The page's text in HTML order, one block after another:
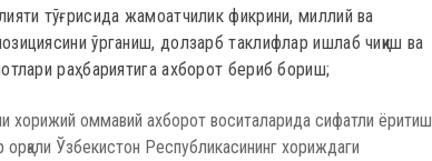
тўғрисида жамоатчилик фикрини, миллий ва
ўрганиш, долзарб таклифлар ишлаб чиқиш ва
раҳбариятига ахборот бериб бориш;
хорижий оммавий ахборот воситаларида сифатли ёритиш
Ўзбекистон Республикасининг хориждаги